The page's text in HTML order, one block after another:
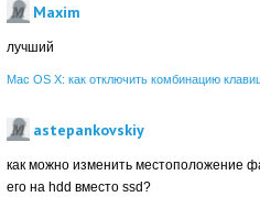
Maxim
лучший
Mac OS X: как отключить комбинацию
astepankovskiy
как можно изменить местоположение
его на hdd вместо ssd?